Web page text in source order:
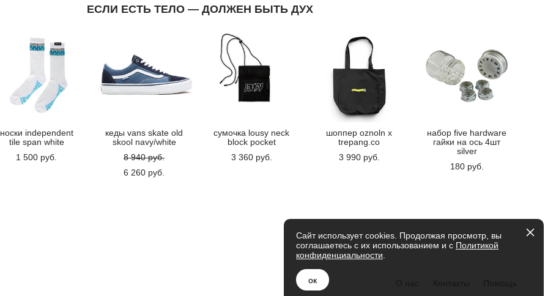
ЕСЛИ ЕСТЬ ТЕЛО — ДОЛЖЕН БЫТЬ ДУХ
носки independent
tile span white
1 500 pуб.
кеды vans skate old
skool navy/white
8 940 pуб.
6 260 pуб.
сумочка lousy neck
block pocket
3 360 pуб.
шоппер oznoln x
trepang.co
3 990 pуб.
набор five hardware
гайки на ось 4шт
silver
180 pуб.
Сайт использует cookies. Продолжая просмотр, вы
соглашаетесь с их использованием и с Политикой
конфиденциальности
ок